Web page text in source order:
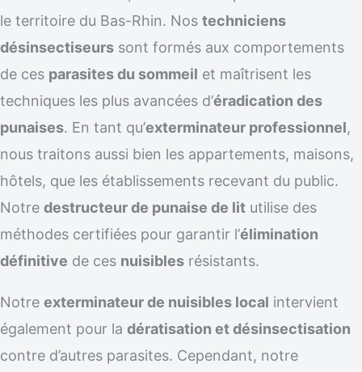
le territoire du Bas-Rhin. Nos techniciens
désinsectiseurs sont formés aux comportements
de ces parasites du sommeil et maîtrisent les
techniques les plus avancées d’éradication des
punaises. En tant qu’exterminateur professionnel,
nous traitons aussi bien les appartements, maisons,
hôtels, que les établissements recevant du public.
Notre destructeur de punaise de lit utilise des
méthodes certifiées pour garantir l’élimination
définitive de ces nuisibles résistants.
Notre exterminateur de nuisibles local intervient
également pour la dératisation et désinsectisation
contre d’autres parasites. Cependant, notre